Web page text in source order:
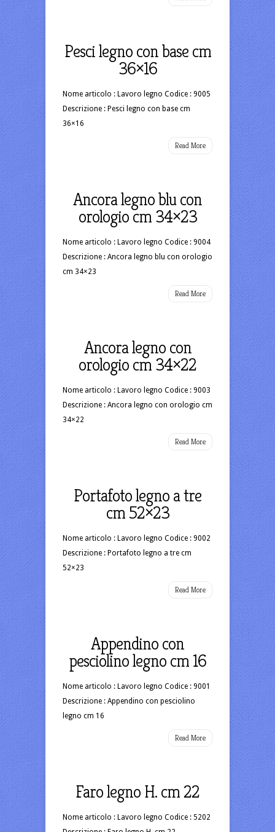
Pesci legno con base cm
36×16
Nome articolo : Lavoro legno Codice : 9005
Descrizione : Pesci legno con base cm
36×16
Read More
Ancora legno blu con
orologio cm 34×23
Nome articolo : Lavoro legno Codice : 9004
Descrizione : Ancora legno blu con orologio
cm 34×23
Read More
Ancora legno con
orologio cm 34×22
Nome articolo : Lavoro legno Codice : 9003
Descrizione : Ancora legno con orologio cm
34×22
Read More
Portafoto legno a tre
cm 52×23
Nome articolo : Lavoro legno Codice : 9002
Descrizione : Portafoto legno a tre cm
52×23
Read More
Appendino con
pesciolino legno cm 16
Nome articolo : Lavoro legno Codice : 9001
Descrizione : Appendino con pesciolino
legno cm 16
Read More
Faro legno H. cm 22
Nome articolo : Lavoro legno Codice : 5202